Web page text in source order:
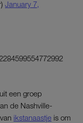
January 7,
een groep
de Nashville-
ikstanaastje is om